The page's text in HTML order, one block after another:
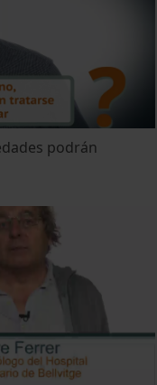
podrán